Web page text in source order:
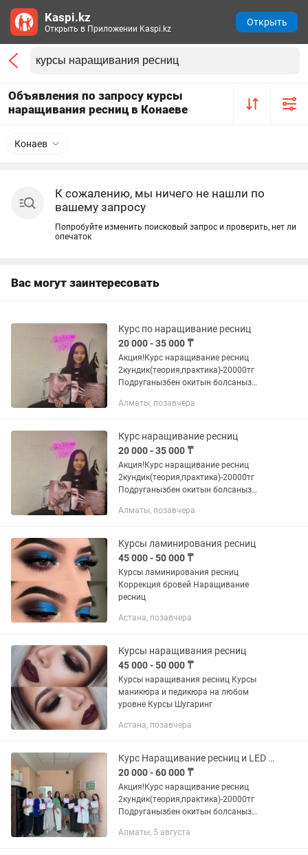
Объявления по запросу курсы
наращивания ресниц в Конаеве
Конаев
К сожалению, мы ничего не нашли по
вашему запросу
Попробуйте изменить поисковый запрос и проверить, нет ли
опечаток
Вас могут заинтересовать
Курс по наращивание ресниц
20 000 - 35 000 ₸
Акция!Курс наращивание ресниц
2кундик(теория,практика)-20000тг
Подруганызбен окитын болсаныз
практика)-27000 3кундик(теория,2кун
Алматы, позавчера
Курс наращивание ресниц
20 000 - 35 000 ₸
Акция!Курс наращивание ресниц
2кундик(теория,практика)-20000тг
Подруганызбен окитын болсаныз
практика)-27000 3кундик(теория,2кун
Алматы, позавчера
Курсы ламинирования ресниц
45 000 - 50 000 ₸
Курсы ламинирования ресниц
Коррекция бровей Наращивание
ресниц
Астана, позавчера
Курсы наращивания ресниц
45 000 - 50 000 ₸
Курсы наращивания ресниц Курсы
маникюра и педикюра на любом
уровне Курсы Шугаринг
Астана, позавчера
Курс Наращивание ресниц и LED Наращивание ресниц
20 000 - 60 000 ₸
Акция!Курс наращивание ресниц
2кундик(теория,практика)-20000тг
Подруганызбен окитын болсаныз
практика)-27000 3кундик(теория,2кун
Алматы, 5 августа
Kaspi.kz
Открыть в Приложении Kaspi.kz
Открыть